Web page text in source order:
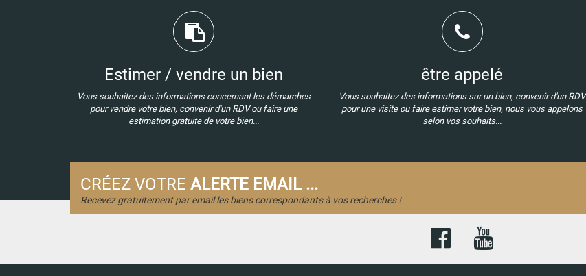
Estimer / vendre un bien
Vous souhaitez des informations concernant les démarches
pour vendre votre bien, convenir d'un RDV ou faire une
estimation gratuite de votre bien...
être appelé
Vous souhaitez des informations sur un bien, convenir d'un RDV
pour une visite ou faire estimer votre bien, nous vous appelons
selon vos souhaits...
CRÉEZ VOTRE ALERTE EMAIL ...
Recevez gratuitement par email les biens correspondants à vos recherches !